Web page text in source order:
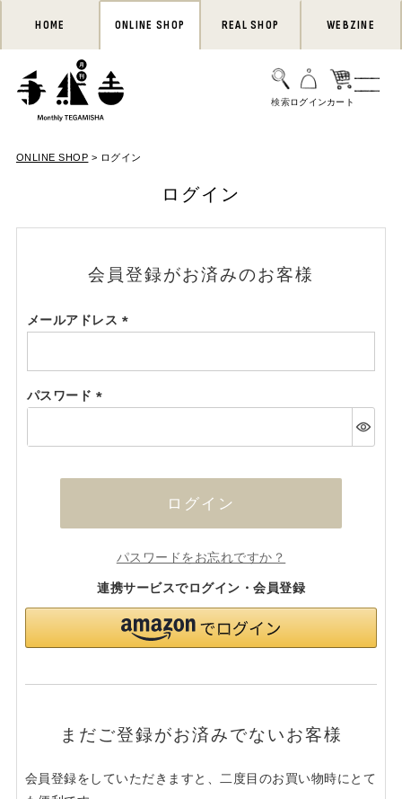
HOME ONLINE SHOP REAL SHOP WEBZINE
ONLINE SHOP ログイン
ログイン
会員登録がお済みのお客様
メールアドレス
須)
パスワード
須)
ログイン
パスワードをお忘れですか？
連携サービスでログイン・会員登録
まだご登録がお済みでないお客様
会員登録をしていただきますと、二度目のお買い物時にとて